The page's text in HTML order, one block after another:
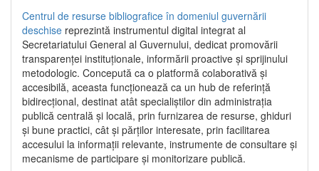
Centrul de resurse bibliografice în domeniul guvernării
deschise reprezintă instrumentul digital integrat al
Secretariatului General al Guvernului, dedicat promovării
transparenței instituționale, informării proactive și sprijinului
metodologic. Concepută ca o platformă colaborativă și
accesibilă, aceasta funcționează ca un hub de referință
bidirecțional, destinat atât specialiștilor din administrația
publică centrală și locală, prin furnizarea de resurse, ghiduri
și bune practici, cât și părților interesate, prin facilitarea
accesului la informații relevante, instrumente de consultare și
mecanisme de participare și monitorizare publică.